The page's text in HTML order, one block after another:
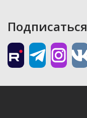
Подписаться